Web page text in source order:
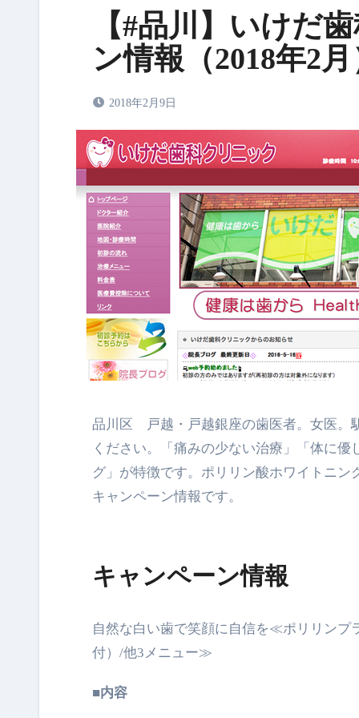
【#品川】いけだ
ン情報（2018年2
2018年2月9日
品川区 戸越・戸越銀座の歯医者。女医
ください。「痛みの少ない治療」「体に優
グ」が特徴です。 ポリリン酸ホワイトニン
キャンペーン情報です。
キャンペーン情報
自然な白い歯で笑顔に自信を≪ポリリンプ
付）/他3メニュー≫
■内容